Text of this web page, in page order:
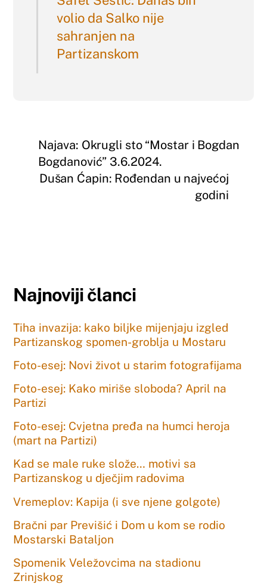
volio da Salko nije
sahranjen na
Partizanskom
Najava: Okrugli sto “Mostar i Bogdan
Bogdanović” 3.6.2024.
Dušan Ćapin: Rođendan u najvećoj
godini
Najnoviji članci
Tiha invazija: kako biljke mijenjaju izgled
Partizanskog spomen-groblja u Mostaru
Foto-esej: Novi život u starim fotografijama
Foto-esej: Kako miriše sloboda? April na
Partizi
Foto-esej: Cvjetna pređa na humci heroja
(mart na Partizi)
Kad se male ruke slože… motivi sa
Partizanskog u dječjim radovima
Vremeplov: Kapija (i sve njene golgote)
Bračni par Previšić i Dom u kom se rodio
Mostarski Bataljon
Spomenik Veležovcima na stadionu
Zrinjskog